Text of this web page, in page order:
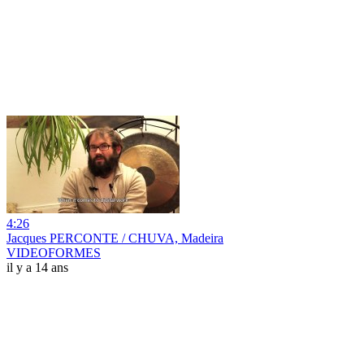
4:26
Jacques PERCONTE / CHUVA, Madeira
VIDEOFORMES
il y a 14 ans